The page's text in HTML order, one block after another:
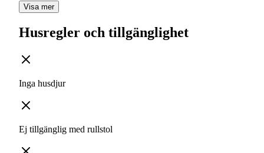
Visa mer
Husregler och tillgänglighet
Inga husdjur
Ej tillgänglig med rullstol